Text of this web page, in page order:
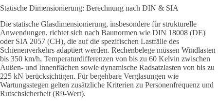
Statische Dimensionierung: Berechnung nach DIN & SIA
Die statische Glasdimensionierung, insbesondere für strukturelle
Anwendungen, richtet sich nach Baunormen wie DIN 18008 (DE)
oder SIA 2057 (CH), die auf die spezifischen Lastfälle des
Schienenverkehrs adaptiert werden. Rechenbelege müssen Windlasten
bis 350 km/h, Temperaturdifferenzen von bis zu 60 Kelvin zwischen
Außen- und Innenflächen sowie dynamische Radsatzlasten von bis zu
225 kN berücksichtigen. Für begehbare Verglasungen wie
Wartungsstegen gelten zusätzliche Kriterien zu Personenfrequenz und
Rutschsicherheit (R9-Wert).